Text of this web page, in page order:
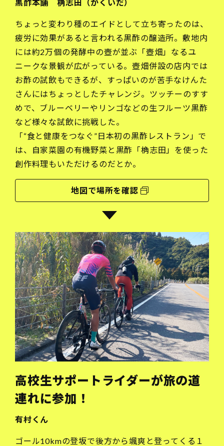
黒酢本舗 桷志田（かくいだ）
ちょっと変わり種のエイドとして立ち寄ったのは、
疲労に効果があると言われる黒酢の醸造所。敷地内
には約2万個の発酵中の壺が並ぶ「壺畑」なるユ
ニークな景観が広がっている。壺畑併設の店内では
お酢の試飲もできるが、すっぱいのが苦手なけんた
さんにはちょっとしたチャレンジ。ツッチーのすす
めで、ブルーベリーやリンゴなどの生フルーツ黒酢
など様々な試飲に挑戦した。
「“食と健康をつなぐ”日本初の黒酢レストラン」で
は、自家菜園の有機野菜と黒酢「桷志田」を使った
創作料理もいただけるのだとか。
地図で場所を確認
高校生サポートライダーが旅の道
連れに参加！
有村くん
ゴール10kmの登坂で後方から颯爽と登ってくる１